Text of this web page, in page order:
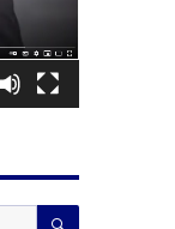
SUCHEN